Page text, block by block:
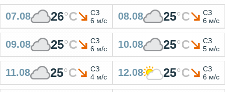
07.08 26°C
СЗ
6 м/с
08.08 25°C
СЗ
6 м/с
09.08 25°C
СЗ
6 м/с
10.08 25°C
СЗ
5 м/с
11.08 25°C
СЗ
4 м/с
12.08 25°C
СЗ
6 м/с